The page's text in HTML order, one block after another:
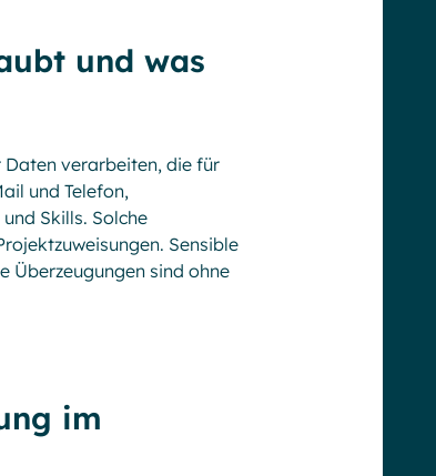
und was
verarbeiten, die für
und Telefon,
Skills. Solche
Sensible
Überzeugungen sind ohne
im